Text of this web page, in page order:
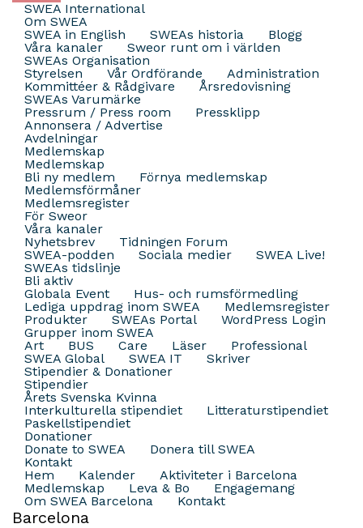
SWEA International
Om SWEA
SWEA in English
SWEAs historia
Blogg
Våra kanaler
Sweor runt om i världen
SWEAs Organisation
Styrelsen
Vår Ordförande
Administration
Kommittéer & Rådgivare
Årsredovisning
SWEAs Varumärke
Pressrum / Press room
Pressklipp
Annonsera / Advertise
Avdelningar
Medlemskap
Medlemskap
Bli ny medlem
Förnya medlemskap
Medlemsförmåner
Medlemsregister
För Sweor
Våra kanaler
Nyhetsbrev
Tidningen Forum
SWEA-podden
Sociala medier
SWEA Live!
SWEAs tidslinje
Bli aktiv
Globala Event
Hus- och rumsförmedling
Lediga uppdrag inom SWEA
Medlemsregister
Produkter
SWEAs Portal
WordPress Login
Grupper inom SWEA
Art
BUS Care Läser
Professional
SWEA Global
SWEA IT
Skriver
Stipendier & Donationer
Stipendier
Årets Svenska Kvinna
Interkulturella stipendiet
Litteraturstipendiet
Paskellstipendiet
Donationer
Donate to SWEA
Donera till SWEA
Kontakt
Hem
Kalender
Aktiviteter i Barcelona
Medlemskap
Leva & Bo
Engagemang
Om SWEA Barcelona
Kontakt
Barcelona